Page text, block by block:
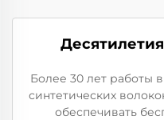
Более 30 лет работы
синтетических
обеспечивать